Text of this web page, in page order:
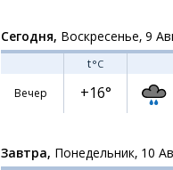
Сегодня, Воскресенье, 9
t°C
Вечер
+16°
Завтра, Понедельник, 10